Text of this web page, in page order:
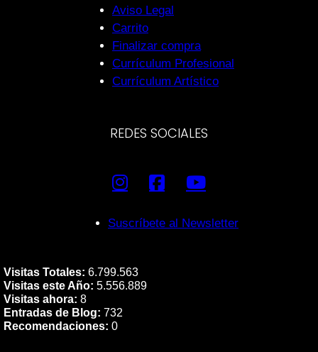
Aviso Legal
Carrito
Finalizar compra
Currículum Profesional
Currículum Artístico
REDES SOCIALES
Suscríbete al Newsletter
Visitas Totales: 6.799.563
Visitas este Año: 5.556.889
Visitas ahora: 8
Entradas de Blog: 732
Recomendaciones: 0